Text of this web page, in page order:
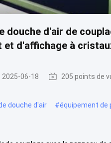
douche d'air de
d'affichage à
2025-06-18 205 points de
douche d'air #équipement de